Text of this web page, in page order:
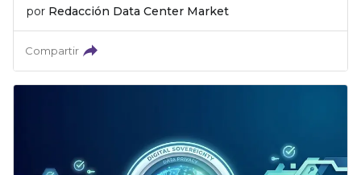
por Redacción Data Center Market
Compartir